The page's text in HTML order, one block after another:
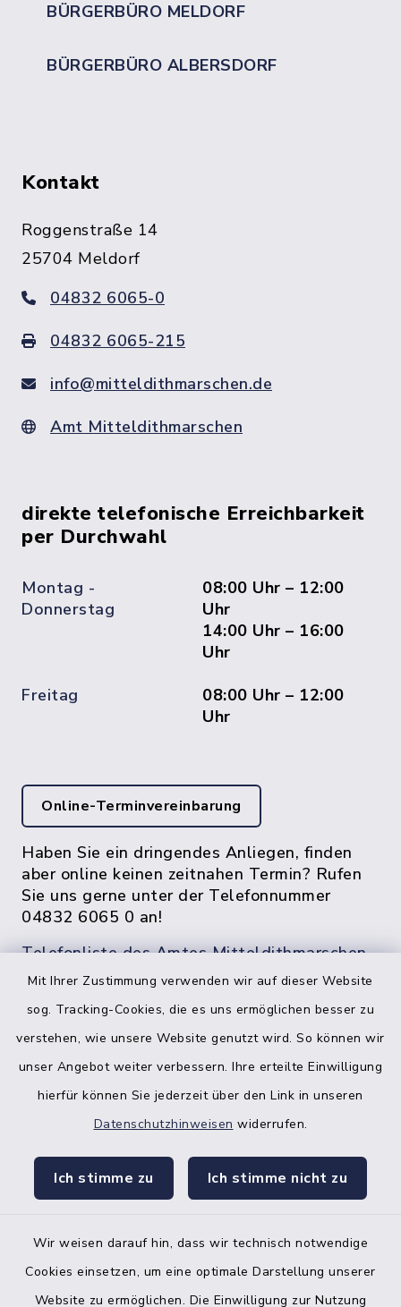
Mit Ihrer Zustimmung verwenden wir auf dieser Website
sog. Tracking-Cookies, die es uns ermöglichen besser zu
verstehen, wie unsere Website genutzt wird. So können wir
unser Angebot weiter verbessern. Ihre erteilte Einwilligung
hierfür können Sie jederzeit über den Link in unseren
Datenschutzhinweisen widerrufen.
Ich stimme zu Ich stimme nicht zu
Wir weisen darauf hin, dass wir technisch notwendige
Cookies einsetzen, um eine optimale Darstellung unserer
Website zu ermöglichen. Die Einwilligung zur Nutzung
BÜRGERBÜRO MELDORF
BÜRGERBÜRO ALBERSDORF
Kontakt
Roggenstraße 14
25704 Meldorf
04832 6065-0
04832 6065-215
info@mitteldithmarschen.de
Amt Mitteldithmarschen
direkte telefonische Erreichbarkeit
per Durchwahl
Montag -
Donnerstag
08:00 Uhr – 12:00
Uhr
14:00 Uhr – 16:00
Uhr
Freitag
08:00 Uhr – 12:00
Uhr
Online-Terminvereinbarung
Haben Sie ein dringendes Anliegen, finden
aber online keinen zeitnahen Termin? Rufen
Sie uns gerne unter der Telefonnummer
04832 6065 0 an!
Telefonliste des Amtes Mitteldithmarschen
facebook
Bankverbindung der Amtskasse